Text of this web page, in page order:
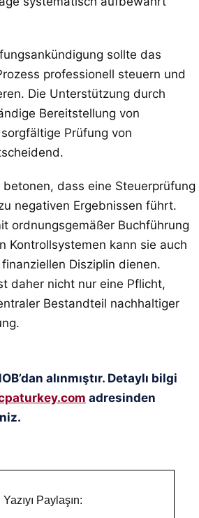
sollte das
professionell steuern und
Die Unterstützung durch
Bereitstellung von
Prüfung von
dass eine Steuerprüfung
negativen Ergebnissen führt.
ordnungsgemäßer Buchführung
Kontrollsystemen kann sie auch
Disziplin dienen.
daher nicht nur eine Pflicht,
Bestandteil nachhaltiger
alınmıştır. Detaylı bilgi
adresinden
Yazıyı Paylaşın: